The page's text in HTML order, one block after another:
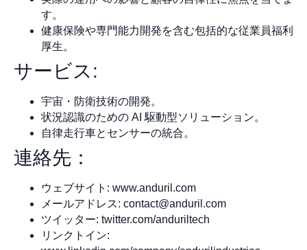
す。
健康保険や専門能力開発を含む包括的な従業員福利
厚生。
サービス:
宇宙・防衛技術の開発。
状況認識のための AI 駆動型ソリューション。
自律走行車とセンサーの統合。
連絡先：
ウェブサイト: www.anduril.com
メールアドレス: contact@anduril.com
ツイッター: twitter.com/anduriltech
リンクトイン: